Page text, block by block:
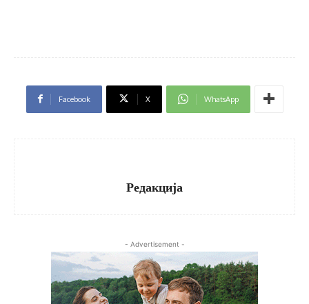
Facebook X WhatsApp
Редакција
- Advertisement -